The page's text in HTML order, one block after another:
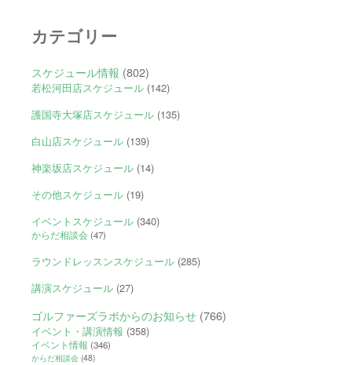
カテゴリー
スケジュール情報 (802)
若松河田店スケジュール(142)
護国寺大塚店スケジュール(135)
白山店スケジュール(139)
神楽坂店スケジュール(14)
その他スケジュール(19)
イベントスケジュール(340)
からだ相談会(47)
ラウンドレッスンスケジュール(285)
講演スケジュール(27)
ゴルファーズラボからのお知らせ(766)
イベント・講演情報 (358)
イベント情報 (346)
からだ相談会(48)